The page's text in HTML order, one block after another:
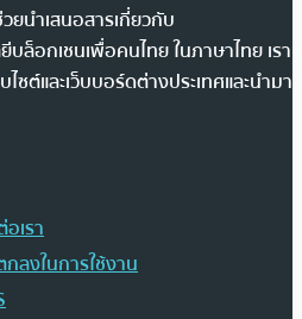
ยนำเสนอสารเกี่ยวกับ
บล็อกเชนเพื่อคนไทย ในภาษาไทย เรา
ต์และเว็บบอร์ดต่างประเทศและนำมา
เรา
ลงในการใช้งาน